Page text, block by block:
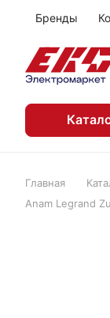
Бренды
Главная
Anam Legrand